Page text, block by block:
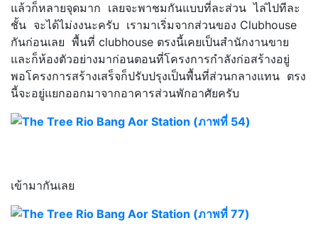
แล้วก็หลายจุดมาก เลยจะพาชมกันแบบที่ละส่วน ไล่ไปทีละ
ชั้น จะได้ไม่งงนะครับ เรามาเริ่มจากส่วนของ Clubhouse
กันก่อนเลย พื้นที่ clubhouse ตรงนี้เคยเป็นสำนักงานขาย
และก็ห้องตัวอย่างมาก่อนตอนที่โครงการกำลังก่อสร้างอยู่
พอโครงการสร้างเสร็จก็ปรับปรุงเป็นพื้นที่ส่วนกลางแทน ตรง
นี้จะอยู่แยกออกมาจากอาคารส่วนพักอาศัยครับ
เข้ามากันเลย